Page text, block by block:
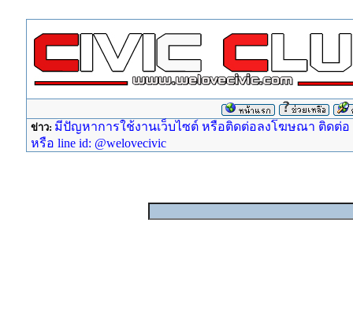
ข่าว: มีปัญหาการใช้งานเว็บไซต์ หรือติดต่อลงโฆษณา ติดต่อ
หรือ line id: @welovecivic